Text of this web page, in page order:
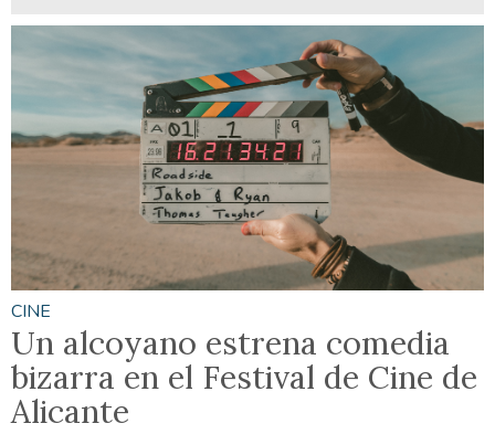
CINE
Un alcoyano estrena comedia
bizarra en el Festival de Cine de
Alicante